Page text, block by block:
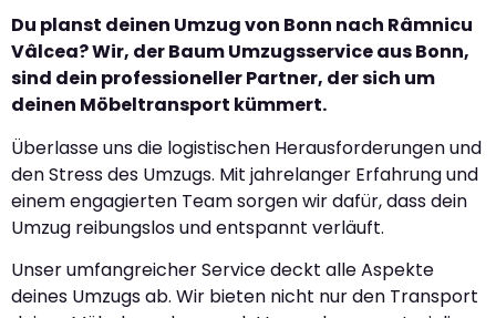
Du planst deinen Umzug von Bonn nach Râmnicu
Vâlcea? Wir, der Baum Umzugsservice aus Bonn,
sind dein professioneller Partner, der sich um
deinen Möbeltransport kümmert.
Überlasse uns die logistischen Herausforderungen und
den Stress des Umzugs. Mit jahrelanger Erfahrung und
einem engagierten Team sorgen wir dafür, dass dein
Umzug reibungslos und entspannt verläuft.
Unser umfangreicher Service deckt alle Aspekte
deines Umzugs ab. Wir bieten nicht nur den Transport